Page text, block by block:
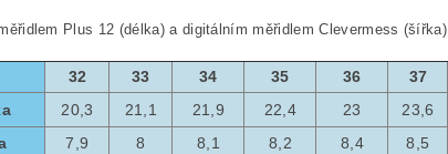
Plus 12 (délka) a digitálním měřidlem Clevermess (šířka)
32 33 34 35 36 37
20,3 21,1 21,9 22,4 23 23,6
7,9 8 8,1 8,2 8,4 8,5